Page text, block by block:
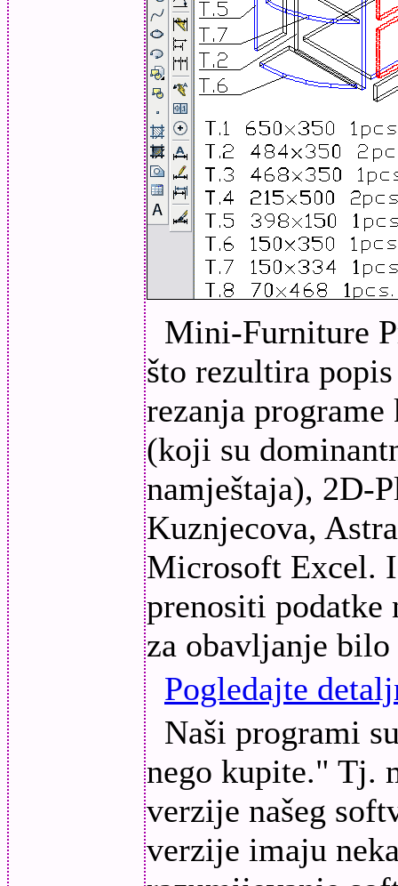
Mini-Furniture
što rezultira
rezanja programe
(koji su
namještaja), 2D-
Kuznjecova,
Microsoft Excel.
prenositi
za obavljanje
Pogledajte
Naši programi
nego kupite." Tj.
verzije našeg
verzije imaju